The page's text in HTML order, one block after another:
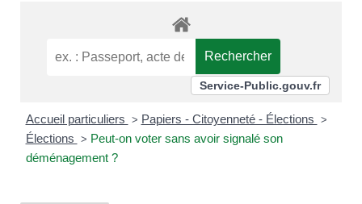
Service-Public.gouv.fr
Accueil particuliers > Papiers - Citoyenneté - Élections >
Élections > Peut-on voter sans avoir signalé son
déménagement ?